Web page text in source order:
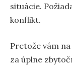
situácie.
konflikt.
Pretože vám
za úplne